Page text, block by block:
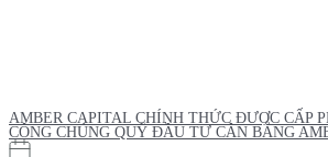
AMBER CAPITAL CHÍNH THỨC ĐƯỢC CẤP
CÔNG CHÚNG QUỸ ĐẦU TƯ CÂN BẰNG